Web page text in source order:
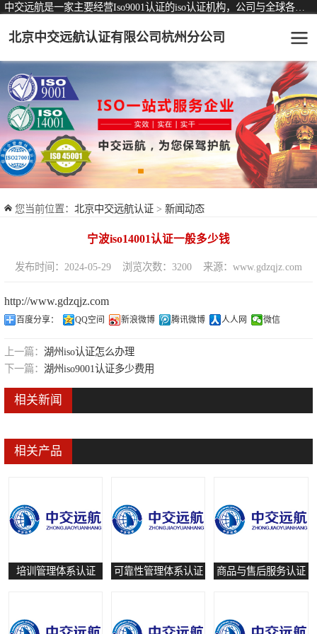
北京中交远航认证有限公司杭州分公司
您当前位置： 北京中交远航认证 > 新闻动态
宁波iso14001认证一般多少钱
发布时间：2024-05-29 浏览次数：3200 来源：www.gdzqjz.com
http://www.gdzqjz.com
百度分享： QQ空间 新浪微博 腾讯微博 人人网 微信
上一篇： 湖州iso认证怎么办理
下一篇： 湖州iso9001认证多少费用
相关新闻
相关产品
培训管理体系认证 可靠性管理体系认证 商品与售后服务认证
认证服务 可从事认证业务一览表
ISO9001质量管理体系认证
ISO14001环境管理体系认证
ISO45001职业健康安全管理体系认证
交通运输服务认证
ISO27001信息安全管理体系认证
培训管理体系认证